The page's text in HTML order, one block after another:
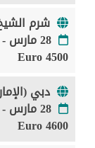
شرم
28 مارس - 01 ابريل 2027
4500 Euro
دبي
28 مارس - 01 ابريل 2027
4600 Euro